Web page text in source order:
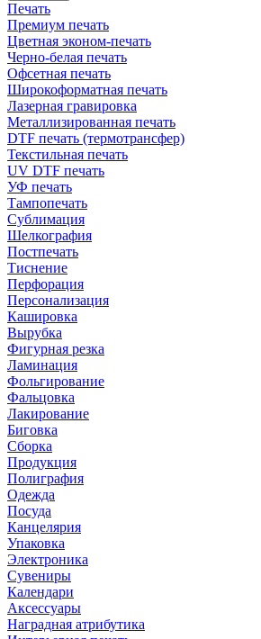
Печать
Премиум печать
Цветная эконом-печать
Черно-белая печать
Офсетная печать
Широкоформатная печать
Лазерная гравировка
Металлизированная печать
DTF печать (термотрансфер)
Текстильная печать
UV DTF печать
УФ печать
Тампопечать
Сублимация
Шелкография
Постпечать
Тиснение
Перфорация
Персонализация
Кашировка
Вырубка
Фигурная резка
Ламинация
Фольгирование
Фальцовка
Лакирование
Биговка
Сборка
Продукция
Полиграфия
Одежда
Посуда
Канцелярия
Упаковка
Электроника
Сувениры
Календари
Аксессуары
Наградная атрибутика